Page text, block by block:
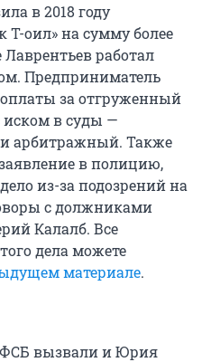
в 2018 году
Т-оил» на сумму более
работал
Предприниматель
оплаты за отгруженный
иском в суды —
арбитражный. Также
в полицию,
из-за подозрений на
с должниками
Калалб. Все
дела можете
материале.
ФСБ вызвали и Юрия